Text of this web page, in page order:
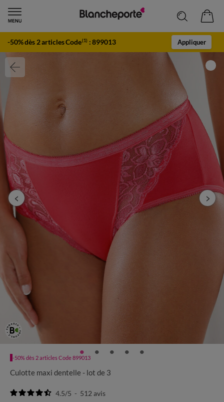
-50% dès 2 articles Code(1) :899013 Appliquer
-50% dès 2 articles Code 899013
Culotte maxi dentelle - lot de 3
4.5/5 - 512 avis